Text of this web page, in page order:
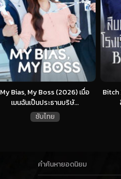
My Bias, My Boss (2026) เมื่อ
เมนฉันเป็นประธานบริษั...
ซับไทย
Bitch
คำค้นหายอดนิยม